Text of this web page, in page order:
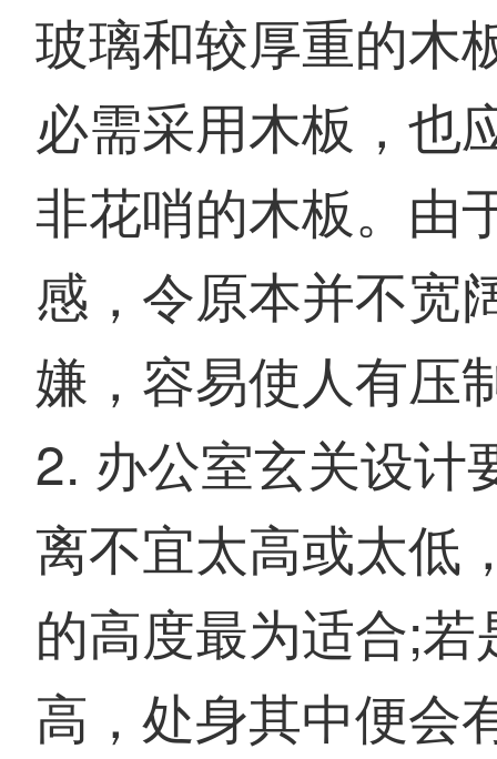
玻璃和较厚重的木
必需采用木板，也
非花哨的木板。由
感，令原本并不宽
嫌，容易使人有压
2. 办公室玄关设计
离不宜太高或太低
的高度最为适合;
高，处身其中便会